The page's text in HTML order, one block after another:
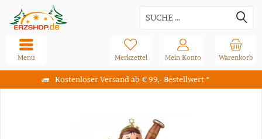
Kostenloser Versand ab € 99,- Bestellwert *
Warenkorb
Merkzettel Mein Konto
Menü